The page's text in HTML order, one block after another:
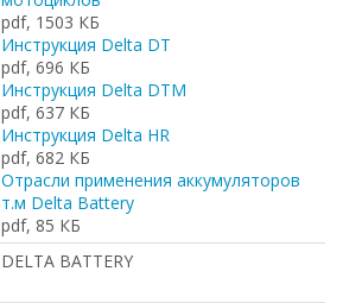
pdf, 1503 КБ
Инструкция Delta DT
pdf, 696 КБ
Инструкция Delta DTM
pdf, 637 КБ
Инструкция Delta HR
pdf, 682 КБ
Отрасли применения аккумуляторов
т.м Delta Battery
pdf, 85 КБ
DELTA BATTERY